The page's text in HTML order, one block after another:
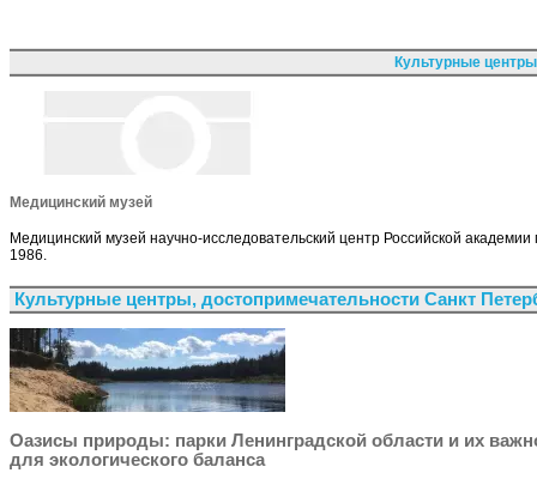
Культурные
Медицинский музей
Медицинский музей научно-исследовательский центр Российской
1986.
Культурные центры, достопримечательности Санкт
Оазисы природы: парки Ленинградской области и их
для экологического баланса